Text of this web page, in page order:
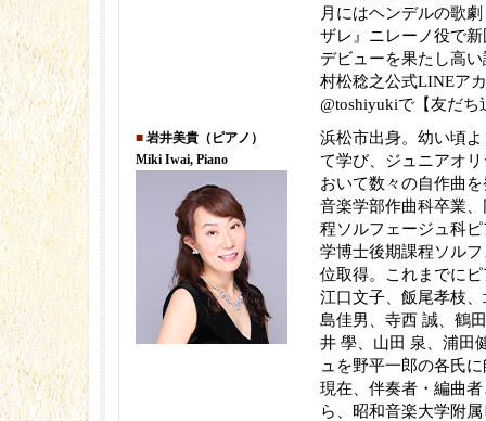
月にはヘンデルの歌
ザレ』ニレーノ役で
デビューを果たし高
村松稔之公式LINEア
@toshiyukiで【友だち
■ 岩井美貴（ピアノ）
Miki Iwai, Piano
浜松市出身。幼い頃
て学び、ジュニアオ
おいて数々の自作曲
音楽学部作曲科卒業
程ソルフェージュ科
学博士後期課程ソル
位取得。これまでに
江口文子、飯尾孝枝
島佳男、寺西 誠、鶴
井 學、山田 泉、浦田
ュを野平一郎の各氏
現在、伴奏者・編曲
ら、昭和音楽大学附